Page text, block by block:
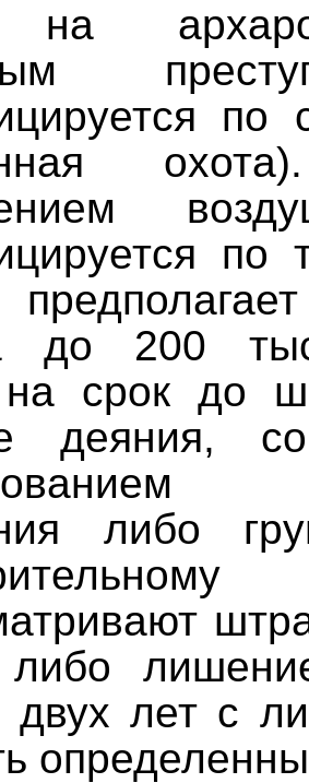
на
по
до 200
на срок до
деяния,
либо
либо
двух лет с